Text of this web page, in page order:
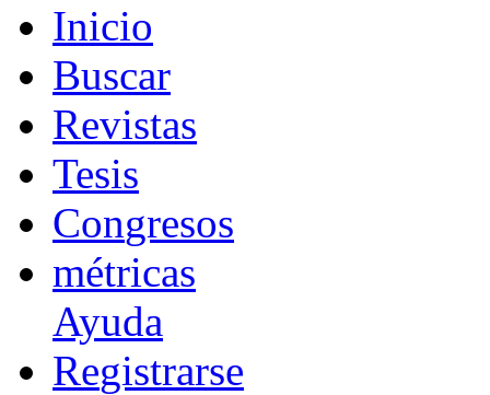
Inicio
Buscar
Revistas
Tesis
Congresos
métricas
Ayuda
Registrarse